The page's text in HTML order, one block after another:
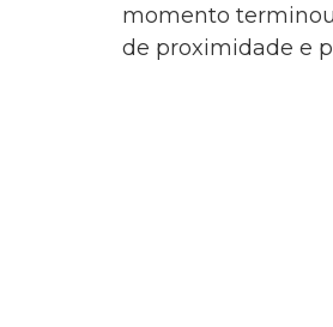
momento
de proximidade e